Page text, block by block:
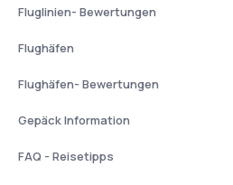
Fluglinien- Bewertungen
Flughäfen
Flughäfen- Bewertungen
Gepäck Information
FAQ - Reisetipps